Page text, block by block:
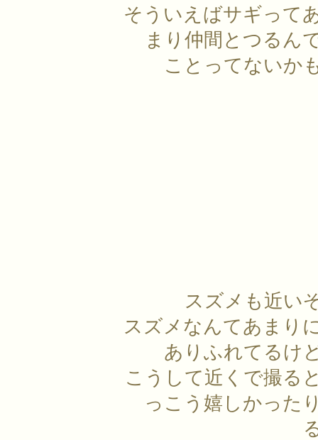
そういえばサギって
まり仲間とつるん
ことってないか
スズメも近い
スズメなんてあまり
ありふれてるけ
こうして近くで撮る
っこう嬉しかった